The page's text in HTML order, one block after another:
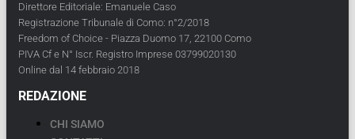
Direttore Editoriale: Emanuele Caso
Registrazione Tribunale di Como: n°2/2018
Freedom of Choice - Piazza Duomo 17, 22100 Como
PIVA Cf e N° Iscr. Registro Imprese 03799020130
Online dal 14 febbraio 2018
REDAZIONE
CHI SIAMO